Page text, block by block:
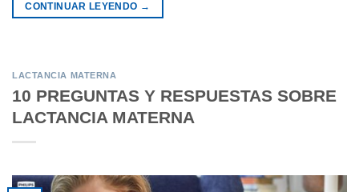
CONTINUAR LEYENDO →
LACTANCIA MATERNA
10 PREGUNTAS Y RESPUESTAS SOBRE
LACTANCIA MATERNA